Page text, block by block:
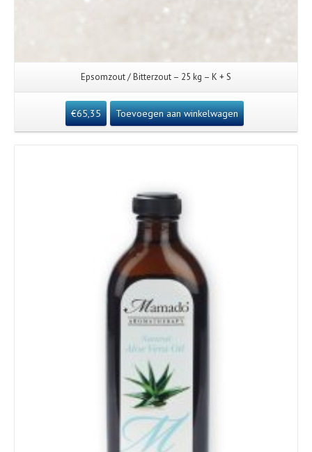
Epsomzout / Bitterzout – 25 kg – K + S
€65,35 Toevoegen aan winkelwagen